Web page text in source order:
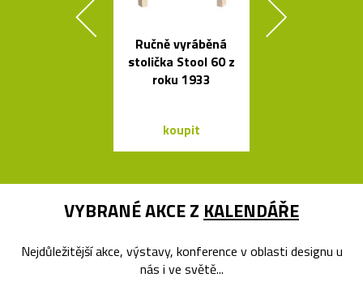
Ručně vyráběná
stolička Stool 60 z
roku 1933
koupit
VYBRANÉ AKCE Z KALENDÁŘE
Nejdůležitější akce, výstavy, konference v oblasti designu u
nás i ve světě...